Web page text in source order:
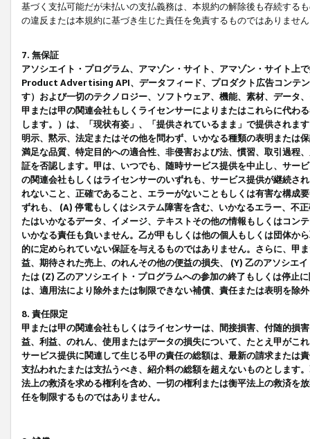
基づく支払可能だが未払いの支払義務は、本規約の解除後も存続する
の違反または本規約に基づき生じた責任を免責するものではありませ
7. 無保証
アソシエイト・プログラム、アマゾン・サイト、アマゾン・サイト上
Product Advertising API、データフィード、プロダクト広告コンテ
す）および一切のテクノロジー、ソフトウェア、機能、素材、データ
甲または甲の関連会社もしくライセンサーによりまたはこれらに代わ
します。）は、「現状有姿」、「提供されているまま」で提供されま
明示、黙示、法定またはその他を問わず、いかなる種類の表明または
満足な品質、特定目的への適合性、非侵害および法、慣習、取引過程
証を否認します。甲は、いつでも、随時サービス提供を中止し、サー
の関連会社もしくはライセンサーのいずれも、サービス提供が継続さ
れないこと、正確であること、エラーがないこともしくは有害な構成
ずれも、 (A) 停電もしくはシステム障害を含む、いかなるエラー、不
たはいかなるデータ、イメージ、テキストその他の情報もしくはコン
いかなる責任も負いません。乙が甲もしくは他の個人もしくは団体か
的に定められていない保証を与えるものではありません。さらに、甲
益、期待された売上、のれんその他の便益の損失、 (Y) 乙のアソシエ
たは (Z) 乙のアソシエイト・プログラムへの参加の終了もしくは停止
は、適用法により除外または制限できない補償、責任または表明を除
8. 責任限定
甲または甲の関連会社もしくはライセンサーは、間接損害、付随的損
益、利益、のれん、使用またはデータの損失について、たとえ甲がこ
サービス提供に関連して生じる甲の責任の総額は、最新の請求または
支払われたまたは支払うべき、紹介料の総額を超えないものとします
法上の救済を求める権利を含め、一切の権利または衡平法上の救済を
任を制限するものではありません。